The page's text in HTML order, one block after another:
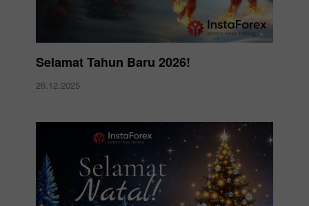
Selamat Tahun Baru 2026!
26.12.2025